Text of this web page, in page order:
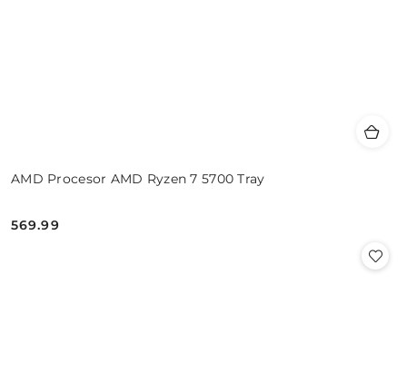
AMD Procesor AMD Ryzen 7 5700 Tray
Cena:
569.99